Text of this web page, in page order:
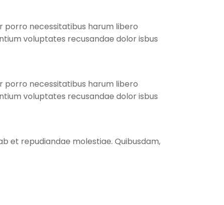
porro necessitatibus harum libero
voluptates recusandae dolor isbus
porro necessitatibus harum libero
voluptates recusandae dolor isbus
et repudiandae molestiae. Quibusdam,